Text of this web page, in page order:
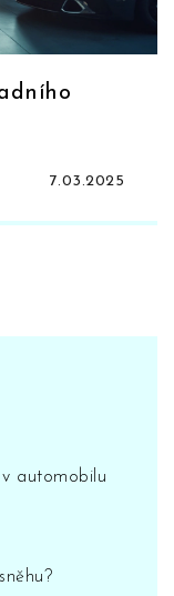
7.03.2025
v automobilu